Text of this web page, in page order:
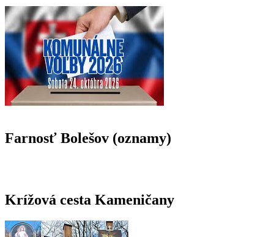
Farnosť Bolešov (oznamy)
Krížová cesta Kameničany